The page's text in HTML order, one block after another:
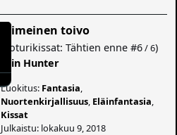
Viimeinen toivo
Soturikissat: Tähtien enne #6/ 6)
Erin Hunter
Luokitus: Fantasia
Nuortenkirjallisuus Eläinfantasia
Kissat
Julkaistu: lokakuu 9, 2018